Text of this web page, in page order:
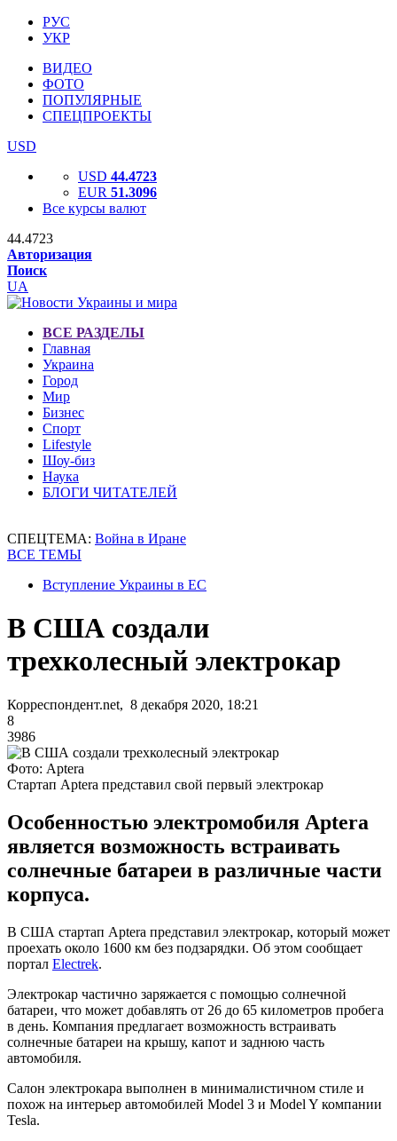
РУС
УКР
ВИДЕО
ФОТО
ПОПУЛЯРНЫЕ
СПЕЦПРОЕКТЫ
USD
USD 44.4723
EUR 51.3096
Все курсы валют
44.4723
Авторизация
Поиск
UA
ВСЕ РАЗДЕЛЫ
Главная
Украина
Город
Мир
Бизнес
Спорт
Lifestyle
Шоу-биз
Наука
БЛОГИ ЧИТАТЕЛЕЙ
СПЕЦТЕМА: Война в Иране
ВСЕ ТЕМЫ
Вступление Украины в ЕС
В США создали
трехколесный электрокар
Корреспондент.net, 8 декабря 2020, 18:21
8
3986
Фото: Aptera
Стартап Aptera представил свой первый электрокар
Особенностью электромобиля Aptera
является возможность встраивать
солнечные батареи в различные части
корпуса.
В США стартап Aptera представил электрокар, который может
проехать около 1600 км без подзарядки. Об этом сообщает
портал Electrek.
Электрокар частично заряжается с помощью солнечной
батареи, что может добавлять от 26 до 65 километров пробега
в день. Компания предлагает возможность встраивать
солнечные батареи на крышу, капот и заднюю часть
автомобиля.
Салон электрокара выполнен в минималистичном стиле и
похож на интерьер автомобилей Model 3 и Model Y компании
Tesla.